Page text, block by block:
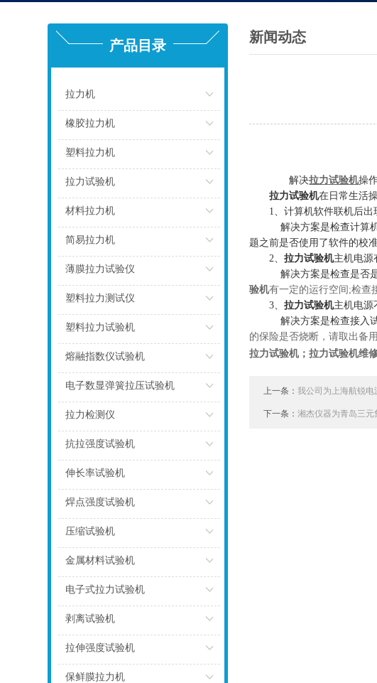
产品目录
拉力机
橡胶拉力机
塑料拉力机
拉力试验机
材料拉力机
简易拉力机
薄膜拉力试验仪
塑料拉力测试仪
塑料拉力试验机
熔融指数仪试验机
电子数显弹簧拉压试验机
拉力检测仪
抗拉强度试验机
伸长率试验机
焊点强度试验机
压缩试验机
金属材料试验机
电子式拉力试验机
剥离试验机
拉伸强度试验机
保鲜膜拉力机
新闻动态
解决拉力试验机操
拉力试验机在日常生活
1、计算机软件联机后出
解决方案是检查计算
题之前是否使用了软件的校
2、拉力试验机主机电源
解决方案是检查是否
验机有一定的运行空间;检查
3、拉力试验机主机电源
解决方案是检查接入
的保险是否烧断，请取出备
拉力试验机；拉力试验机维
上一条：我公司为上海航锐
下一条：湘杰仪器为青岛三